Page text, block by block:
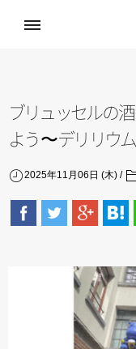
ブリ ュ ッセルの酒
よ う〜デリ リ ウ ム
2025年11月06日 (木)